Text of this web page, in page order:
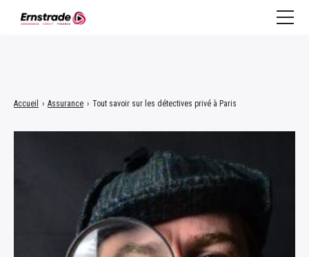
Accueil › Assurance › Tout savoir sur les détectives privé à Paris
Crédit à la consommation
Crédit immobilier